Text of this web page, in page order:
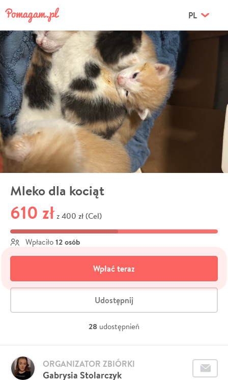
PL
Mleko dla kociąt
610 zł z 400 zł (Cel)
Wpłaciło 12 osób
Wpłać teraz
Udostępnij
28 udostępnień
Gabrysia Stolarczyk
ORGANIZATOR ZBIÓRKI